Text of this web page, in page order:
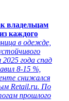
владельцам
каждого
в одежде,
года спад
8-15 %,
снижался
Retail.ru. По
прошлого